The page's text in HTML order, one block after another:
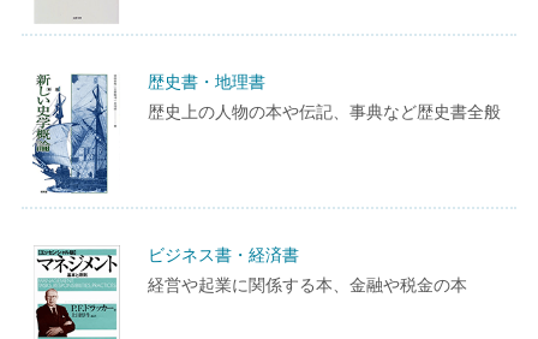
歴史書・地理書
歴史上の人物の本や伝記、事典など歴史書全般
ビジネス書・経済書
経営や起業に関係する本、金融や税金の本